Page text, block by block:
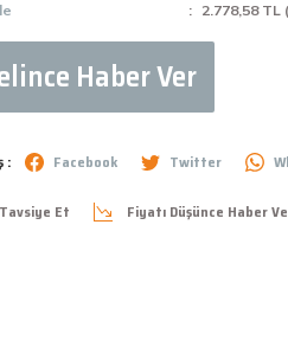
2.778,58
Haber Ver
: Facebook Twitter
Tavsiye Et Fiyatı Düşünce Haber